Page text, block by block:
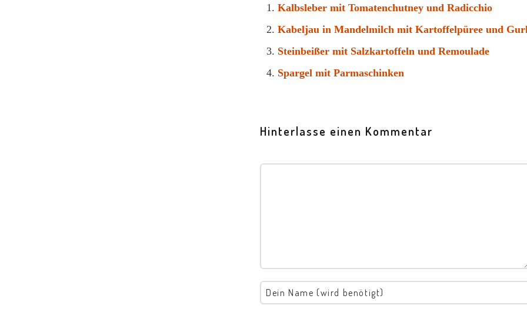
Kalbsleber mit Tomatenchutney und Radicchio
Kabeljau in Mandelmilch mit Kartoffelpüree und
Steinbeißer mit Salzkartoffeln und Remoulade
Spargel mit Parmaschinken
Hinterlasse einen Kommentar